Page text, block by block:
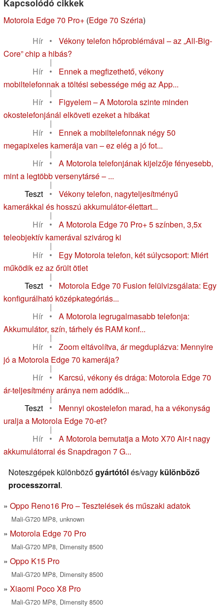
Kapcsolódó cikkek
Motorola Edge 70 Pro+ (Edge 70 Széria)
Hír
•
Vékony telefon hőproblémával – az „All-Big-
Core” chip a hibás?
|
Hír
•
Ennek a megfizethető, vékony
mobiltelefonnak a töltési sebessége még az App...
|
Hír
•
Figyelem – A Motorola szinte minden
okostelefonjánál elköveti ezeket a hibákat
|
Hír
•
Ennek a mobiltelefonnak négy 50
megapixeles kamerája van – ez elég a jó fot...
|
Hír
•
A Motorola telefonjának kijelzője fényesebb,
mint a legtöbb versenytársé – ...
|
Teszt
•
Vékony telefon, nagyteljesítményű
kamerákkal és hosszú akkumulátor-élettart...
|
Hír
•
A Motorola Edge 70 Pro+ 5 színben, 3,5x
teleobjektív kamerával szivárog ki
|
Hír
•
Egy Motorola telefon, két súlycsoport: Miért
működik ez az őrült ötlet
|
Teszt
•
Motorola Edge 70 Fusion felülvizsgálata: Egy
konfigurálható középkategóriás...
|
Hír
•
A Motorola legrugalmasabb telefonja:
Akkumulátor, szín, tárhely és RAM konf...
|
Hír
•
Zoom eltávolítva, ár megduplázva: Mennyire
jó a Motorola Edge 70 kamerája?
|
Hír
•
Karcsú, vékony és drága: Motorola Edge 70
ár-teljesítmény aránya nem adódik...
|
Teszt
•
Mennyi okostelefon marad, ha a vékonyság
uralja a Motorola Edge 70-et?
|
Hír
•
A Motorola bemutatja a Moto X70 Air-t nagy
akkumulátorral és Snapdragon 7 G...
Noteszgépek különbözőgyártótólés/vagy különböző
processzorral.
Oppo Reno16 Pro – Tesztelések és műszaki adatok
Mali-G720 MP8, unknown
Motorola Edge 70 Pro
Mali-G720 MP8, Dimensity 8500
Oppo K15 Pro
Mali-G720 MP8, Dimensity 8500
Xiaomi Poco X8 Pro
Mali-G720 MP8, Dimensity 8500